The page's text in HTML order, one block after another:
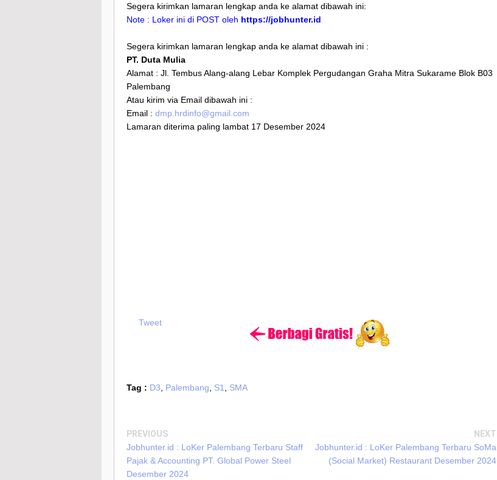
Segera kirimkan lamaran lengkap anda ke alamat dibawah ini:
Note : Loker ini di POST oleh https://jobhunter.id
Segera kirimkan lamaran lengkap anda ke alamat dibawah ini :
PT. Duta Mulia
Alamat : Jl. Tembus Alang-alang Lebar Komplek Pergudangan Graha Mitra Sukarame Blok B03
Palembang
Atau kirim via Email dibawah ini :
Email : dmp.hrdinfo@gmail.com
Lamaran diterima paling lambat 17 Desember 2024
Tweet
Tag : D3 Palembang S1 SMA
PREVIOUS
Jobhunter.id : LoKer Palembang Terbaru Staff
Pajak & Accounting PT. Global Power Steel
Desember 2024
NEXT
Jobhunter.id : LoKer Palembang Terbaru SoMa
(Social Market) Restaurant Desember 2024